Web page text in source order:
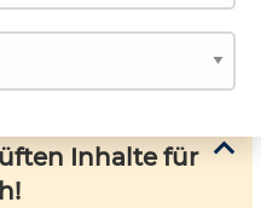
Inhalte für